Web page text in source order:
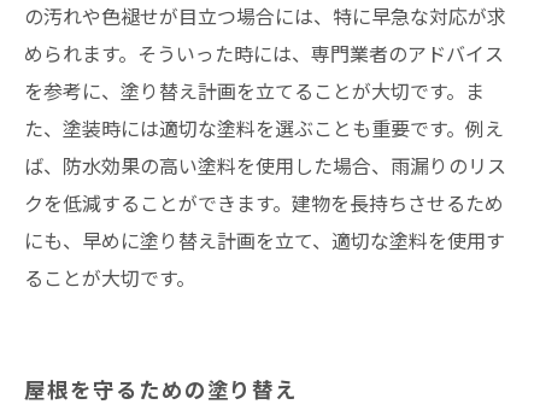
の汚れや色褪せが目立つ場合には、特に早急な対応が求
められます。そういった時には、専門業者のアドバイス
を参考に、塗り替え計画を立てることが大切です。ま
た、塗装時には適切な塗料を選ぶことも重要です。例え
ば、防水効果の高い塗料を使用した場合、雨漏りのリス
クを低減することができます。建物を長持ちさせるため
にも、早めに塗り替え計画を立て、適切な塗料を使用す
ることが大切です。
屋根を守るための塗り替え